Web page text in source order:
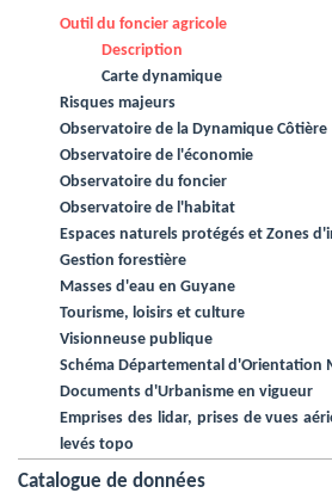
Outil du foncier agricole
Description
Carte dynamique
Risques majeurs
Observatoire de la Dynamique Côtière
Observatoire de l'économie
Observatoire du foncier
Observatoire de l'habitat
Espaces naturels protégés et Zones
Gestion forestière
Masses d'eau en Guyane
Tourisme, loisirs et culture
Visionneuse publique
Schéma Départemental d'Orientation
Documents d'Urbanisme en vigueur
Emprises des lidar, prises de vues
levés topo
Catalogue de données